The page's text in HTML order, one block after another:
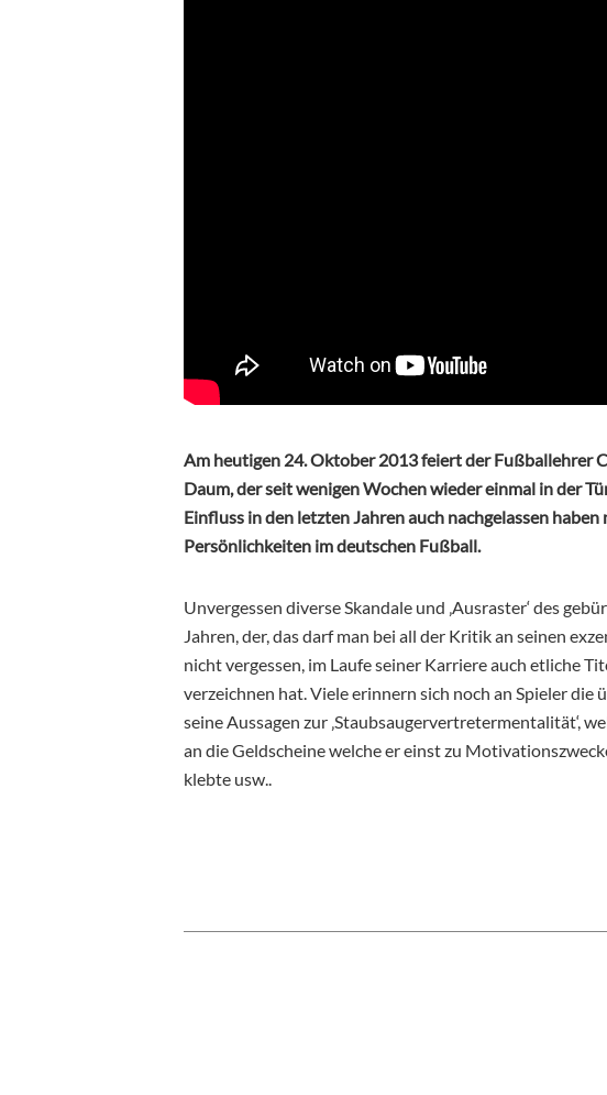
Am heutigen 24. Oktober 2013 feiert der Fußballehrer
Daum, der seit wenigen Wochen wieder einmal in der
Einfluss in den letzten Jahren auch nachgelassen
Persönlichkeiten im deutschen Fußball.
Unvergessen diverse Skandale und ‚Ausraster‘ des
Jahren, der, das darf man bei all der Kritik an seinen
nicht vergessen, im Laufe seiner Karriere auch etliche
verzeichnen hat. Viele erinnern sich noch an Spieler die
seine Aussagen zur ‚Staubsaugervertretermentalität‘,
an die Geldscheine welche er einst zu
klebte usw..